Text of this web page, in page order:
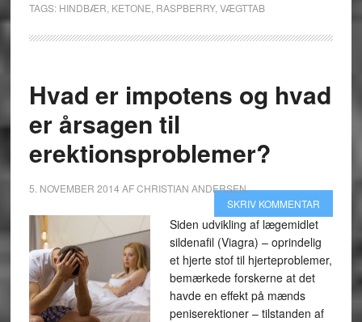
TAGS: HINDBÆR KETONE RASPBERRY, VÆGTTAB
Hvad er impotens og hvad
er årsagen til
erektionsproblemer?
5. NOVEMBER 2014 AFCHRISTIAN ANDERSEN
SKRIV KOMMENTAR
Siden udvikling af lægemidlet
sildenafil (Viagra) – oprindelig
et hjerte stof til hjerteproblemer,
bemærkede forskerne at det
havde en effekt på mænds
peniserektioner – tilstanden af ​​